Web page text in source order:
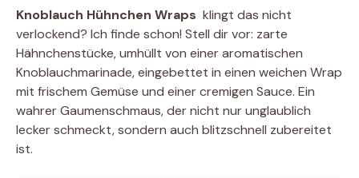
Knoblauch Hühnchen Wraps  klingt das nicht
verlockend? Ich finde schon! Stell dir vor: zarte
Hähnchenstücke, umhüllt von einer aromatischen
Knoblauchmarinade, eingebettet in einen weichen Wrap
mit frischem Gemüse und einer cremigen Sauce. Ein
wahrer Gaumenschmaus, der nicht nur unglaublich
lecker schmeckt, sondern auch blitzschnell zubereitet
ist.